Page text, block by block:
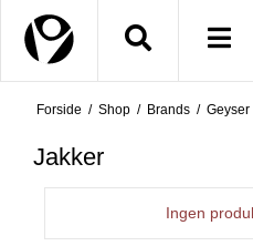
Close menu
(SHOP)
(INFORMATION)
(TEKSTER)
Forside / Shop / Brands / Geyser
Jakker
Ingen